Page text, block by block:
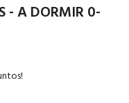
- A DORMIR 0-